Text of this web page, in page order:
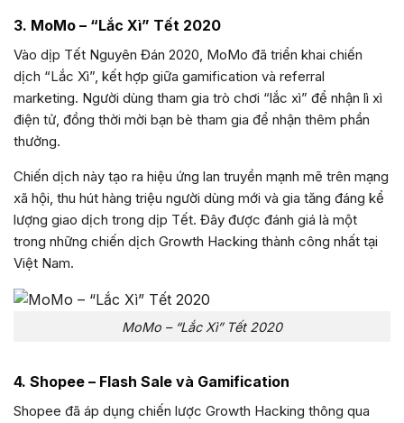
3. MoMo – “Lắc Xì” Tết 2020
Vào dịp Tết Nguyên Đán 2020, MoMo đã triển khai chiến
dịch “Lắc Xì”, kết hợp giữa gamification và referral
marketing. Người dùng tham gia trò chơi “lắc xì” để nhận lì xì
điện tử, đồng thời mời bạn bè tham gia để nhận thêm phần
thưởng.
Chiến dịch này tạo ra hiệu ứng lan truyền mạnh mẽ trên mạng
xã hội, thu hút hàng triệu người dùng mới và gia tăng đáng kể
lượng giao dịch trong dịp Tết. Đây được đánh giá là một
trong những chiến dịch Growth Hacking thành công nhất tại
Việt Nam.
MoMo – “Lắc Xì” Tết 2020
4. Shopee – Flash Sale và Gamification
Shopee đã áp dụng chiến lược Growth Hacking thông qua